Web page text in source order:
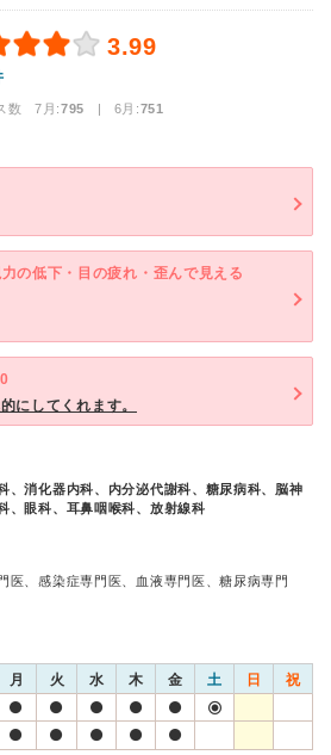
3.99
数 7月:795 | 6月:751
の低下・目の疲れ・歪んで見える
にしてくれます。
、消化器内科、内分泌代謝科、糖尿病科、脳神
、眼科、耳鼻咽喉科、放射線科
医、感染症専門医、血液専門医、糖尿病専門
月 火 水 木 金 土 日 祝